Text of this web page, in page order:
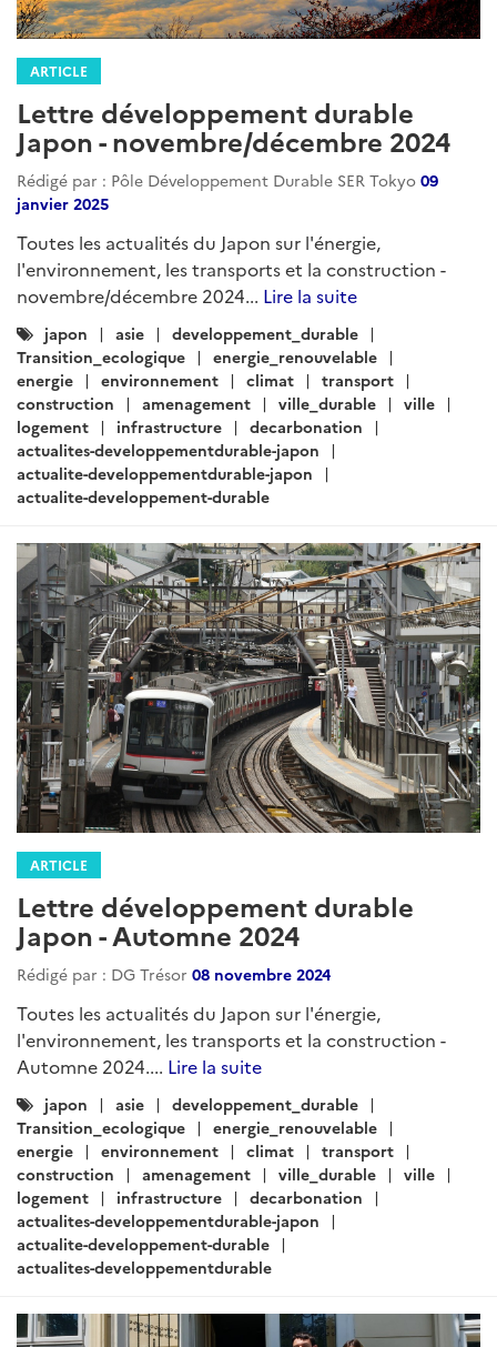
ARTICLE
Lettre développement durable
Japon - novembre/décembre 2024
Rédigé par : Pôle Développement Durable SER Tokyo 09
janvier 2025
Toutes les actualités du Japon sur l'énergie,
l'environnement, les transports et la construction -
novembre/décembre 2024... Lire la suite
Catégories
:
japon asie
developpement_durable
Transition_ecologique
energie_renouvelable
energie
environnement climat
transport
construction
amenagement ville_durable
ville
logement
infrastructure
decarbonation
actualites-developpementdurable-japon
actualite-developpementdurable-japon
actualite-developpement-durable
ARTICLE
Lettre développement durable
Japon - Automne 2024
Rédigé par : DG Trésor 08 novembre 2024
Toutes les actualités du Japon sur l'énergie,
l'environnement, les transports et la construction -
Automne 2024.... Lire la suite
Catégories
:
japon asie
developpement_durable
Transition_ecologique
energie_renouvelable
energie
environnement climat
transport
construction
amenagement ville_durable
ville
logement
infrastructure
decarbonation
actualites-developpementdurable-japon
actualite-developpement-durable
actualites-developpementdurable